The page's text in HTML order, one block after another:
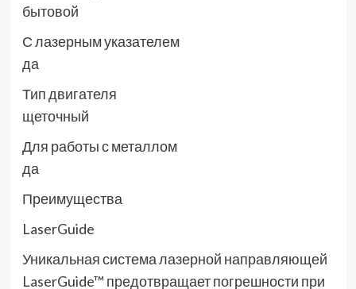
бытовой
С лазерным указателем
да
Тип двигателя
щеточный
Для работы с металлом
да
Преимущества
LaserGuide
Уникальная система лазерной направляющей
LaserGuide™ предотвращает погрешности при